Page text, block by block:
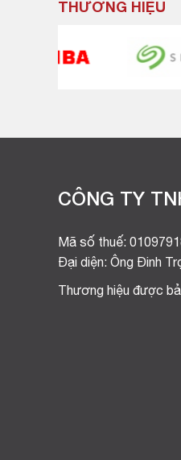
THƯƠNG HIỆU
CÔNG TY
Mã số thuế:
Đại diện: Ông Đinh
Thương hiệu được